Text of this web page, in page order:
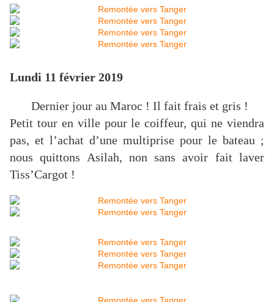
Lundi 11 février 2019
Dernier jour au Maroc ! Il fait frais et gris !
Petit tour en ville pour le coiffeur, qui ne viendra
pas, et l’achat d’une multiprise pour le bateau ;
nous quittons Asilah, non sans avoir fait laver
Tiss’Cargot !